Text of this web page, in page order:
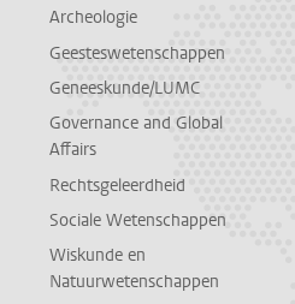
Archeologie
Geesteswetenschappen
Geneeskunde/LUMC
Governance and Global
Affairs
Rechtsgeleerdheid
Sociale Wetenschappen
Wiskunde en
Natuurwetenschappen